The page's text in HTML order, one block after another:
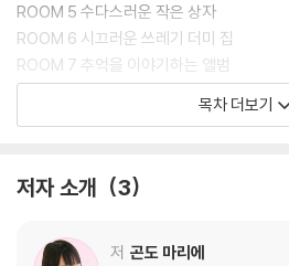
ROOM 5 수다스러운 작은 상자
ROOM 6 시끄러운 쓰레기 더미 집
ROOM 7 추억을 이야기하는 앨범
목차 더보기
저자 소개 3
저 곤도 마리에